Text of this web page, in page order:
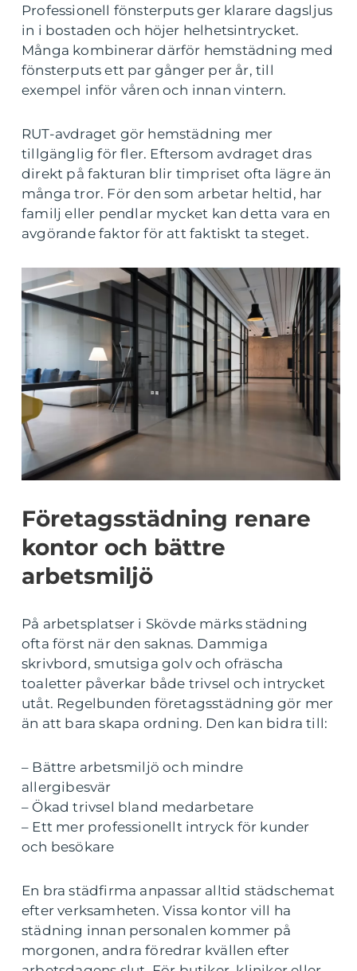
Professionell fönsterputs ger klarare dagsljus
in i bostaden och höjer helhetsintrycket.
Många kombinerar därför hemstädning med
fönsterputs ett par gånger per år, till
exempel inför våren och innan vintern.
RUT-avdraget gör hemstädning mer
tillgänglig för fler. Eftersom avdraget dras
direkt på fakturan blir timpriset ofta lägre än
många tror. För den som arbetar heltid, har
familj eller pendlar mycket kan detta vara en
avgörande faktor för att faktiskt ta steget.
Företagsstädning renare
kontor och bättre
arbetsmiljö
På arbetsplatser i Skövde märks städning
ofta först när den saknas. Dammiga
skrivbord, smutsiga golv och ofräscha
toaletter påverkar både trivsel och intrycket
utåt. Regelbunden företagsstädning gör mer
än att bara skapa ordning. Den kan bidra till:
– Bättre arbetsmiljö och mindre
allergibesvär
– Ökad trivsel bland medarbetare
– Ett mer professionellt intryck för kunder
och besökare
En bra städfirma anpassar alltid städschemat
efter verksamheten. Vissa kontor vill ha
städning innan personalen kommer på
morgonen, andra föredrar kvällen efter